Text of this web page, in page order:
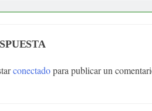
conectadopara publicar un